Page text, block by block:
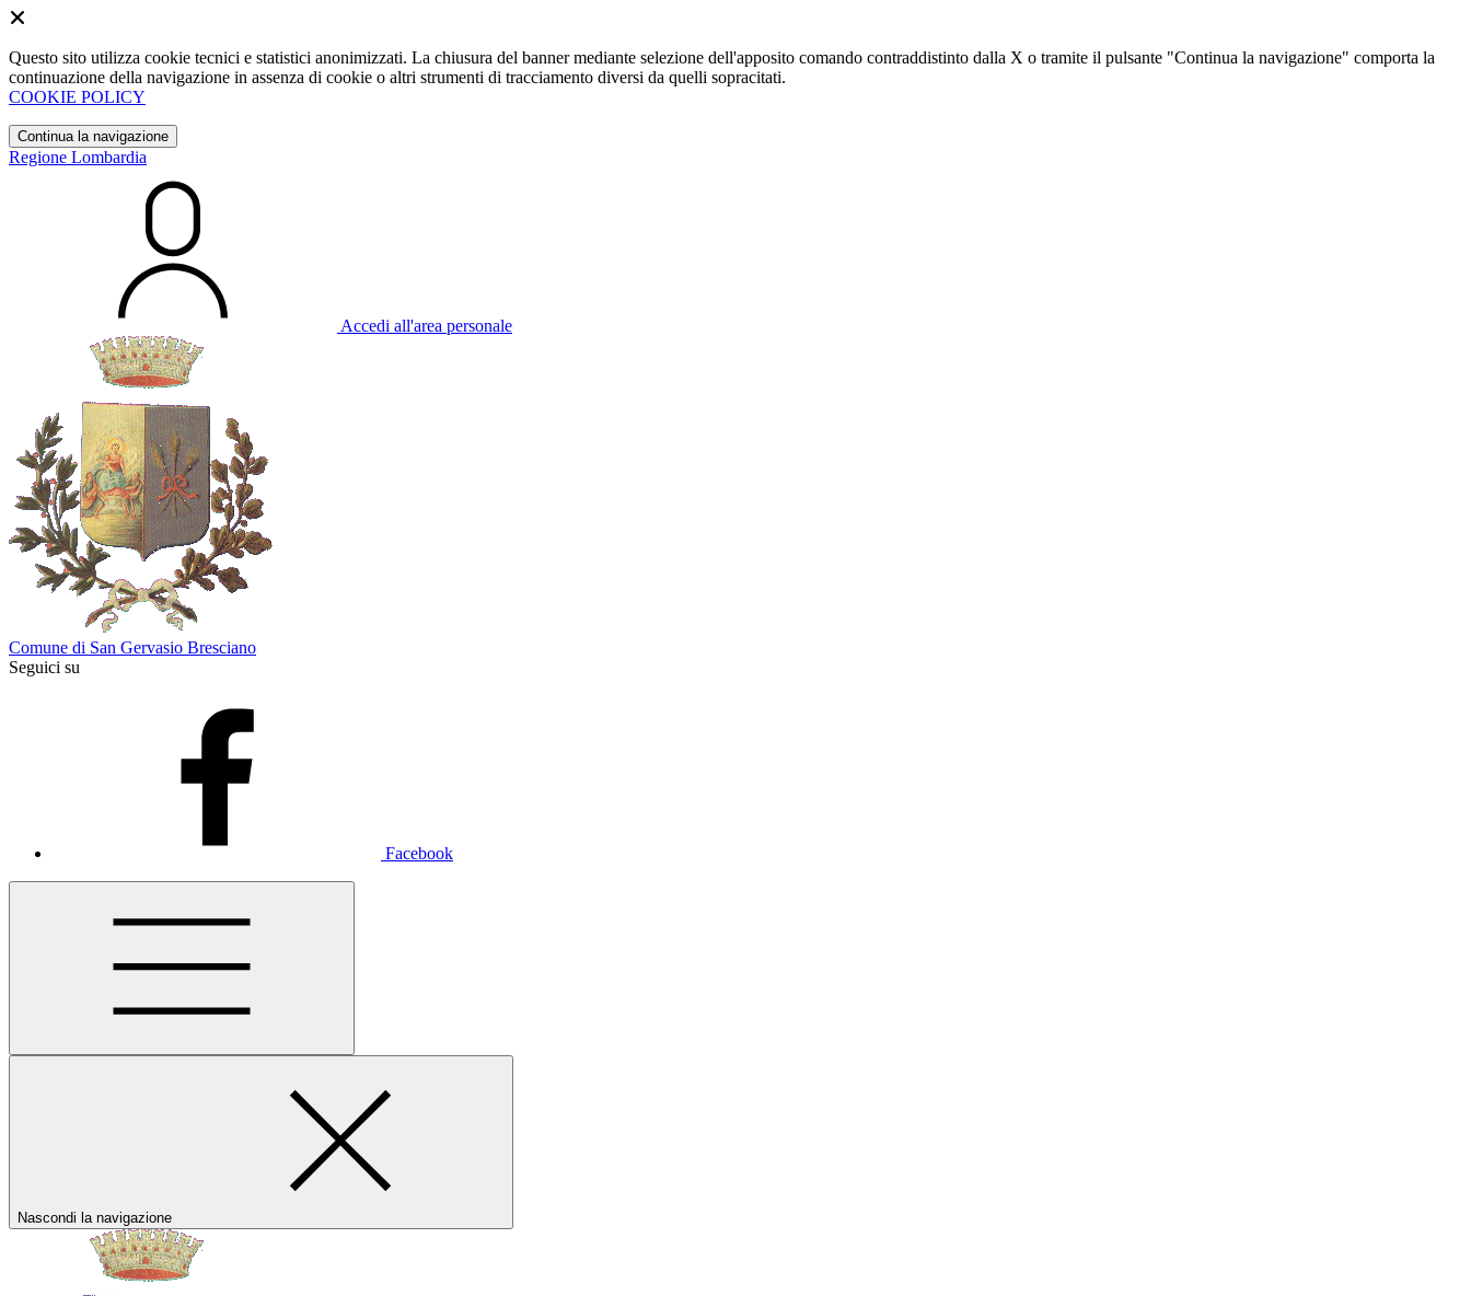
Questo sito utilizza cookie tecnici e statistici anonimizzati. La chiusura del banner mediante selezione dell'apposito comando contraddistinto dalla X o tramite il pulsante "Continua la navigazione" comporta la
continuazione della navigazione in assenza di cookie o altri strumenti di tracciamento diversi da quelli sopracitati.
COOKIE POLICY
Continua la navigazione
Regione Lombardia
Accedi all'area personale
Comune di San Gervasio Bresciano
Seguici su
Facebook
Nascondi la navigazione